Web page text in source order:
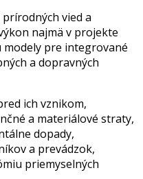
vied a
najmä v projekte
modely pre integrované
a dopravných
ich vznikom,
a materiálové straty,
dopady,
a prevádzok,
priemyselných